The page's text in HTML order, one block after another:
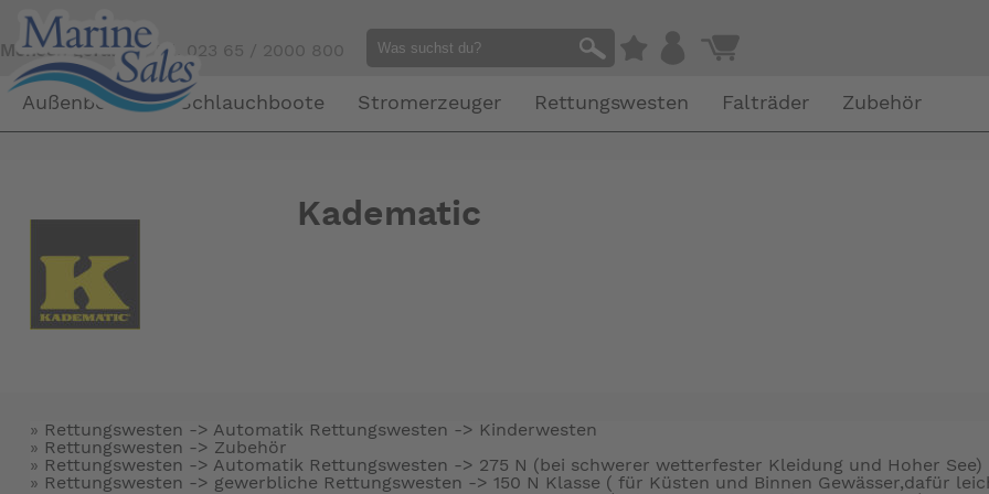
Mensch gefällig?Tel. 023 65 / 2000 800
Außenborder Schlauchboote Stromerzeuger Rettungswesten Falträder Zubehör
Kadematic
» Rettungswesten -> Automatik Rettungswesten -> Kinderwesten
» Rettungswesten -> Zubehör
» Rettungswesten -> Automatik Rettungswesten -> 275 N (bei schwerer wetterfester Kleidung und Hoher See)
» Rettungswesten -> gewerbliche Rettungswesten -> 150 N Klasse ( für Küsten und Binnen Gewässer,dafür